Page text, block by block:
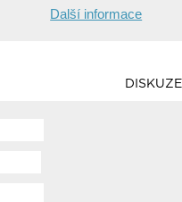
Další informace
DISKUZE